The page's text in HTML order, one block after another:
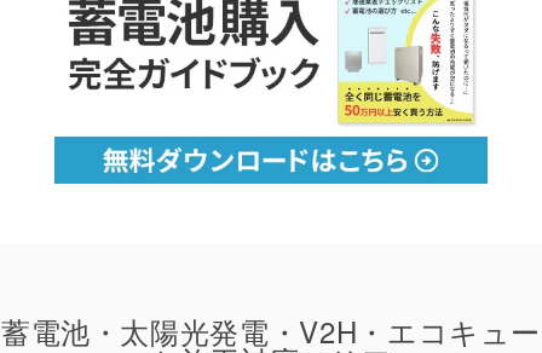
蓄電池・太陽光発電・V2H・エコキュー